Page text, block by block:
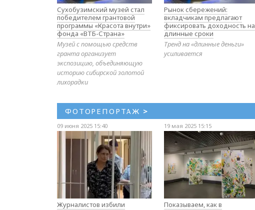
Сухобузимский музей стал
победителем грантовой
программы «Красота внутри»
фонда «ВТБ-Страна»
Музей с помощью средств
гранта организует
экспозицию, объединяющую
историю сибирской золотой
лихорадки
Рынок сбережений:
вкладчикам предлагают
фиксировать доходность на
длинные сроки
Тренд на «длинные деньги»
усиливается
ФОТОРЕПОРТАЖ >
09 июня 2025 15:40
Журналистов избили
19 мая 2025 15:15
Показываем, как в